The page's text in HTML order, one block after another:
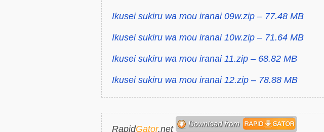
Ikusei sukiru wa mou iranai 09w.zip – 77.48 MB
Ikusei sukiru wa mou iranai 10w.zip – 71.64 MB
Ikusei sukiru wa mou iranai 11.zip – 68.82 MB
Ikusei sukiru wa mou iranai 12.zip – 78.88 MB
RapidGator.net